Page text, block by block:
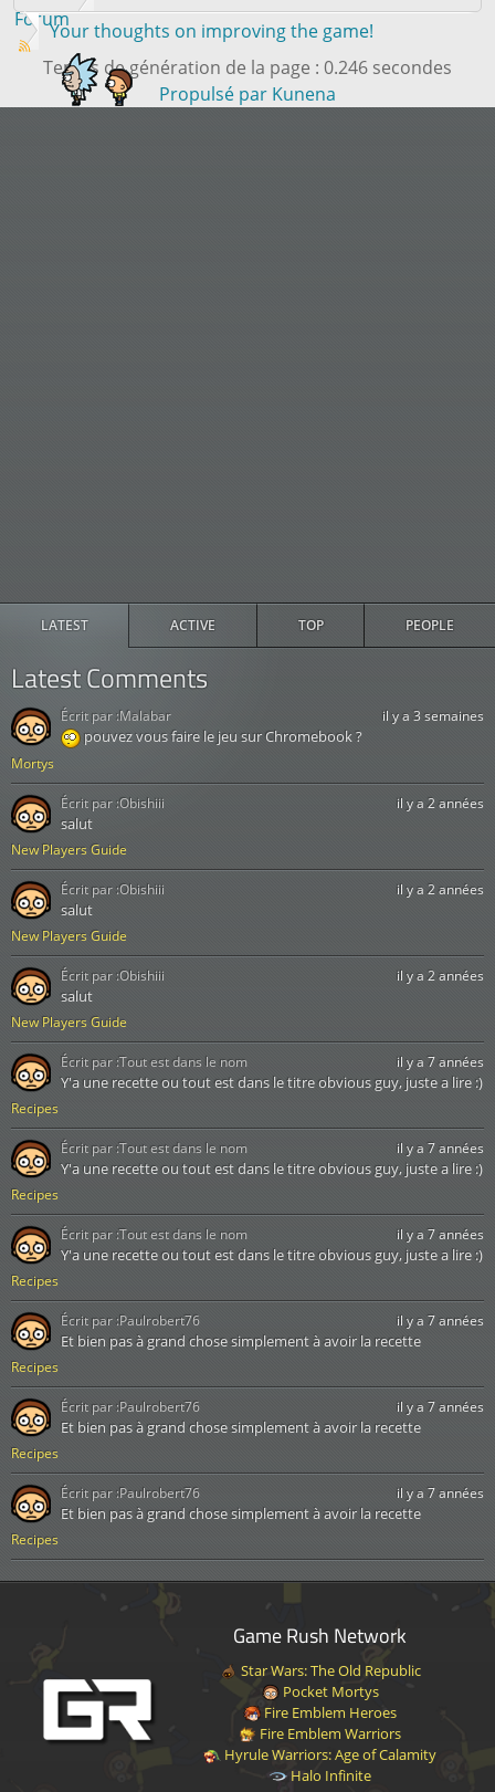
LATEST ACTIVE TOP PEOPLE
Latest Comments
Mortys
il y a 3 semaines
pouvez vous faire le jeu sur Chromebook ?
Écrit par :Malabar
New Players Guide
il y a 2 années
salut
Écrit par :Obishiii
New Players Guide
il y a 2 années
salut
Écrit par :Obishiii
New Players Guide
il y a 2 années
salut
Écrit par :Obishiii
Recipes
il y a 7 années
Y'a une recette ou tout est dans le titre obvious guy, juste a lire :)
Écrit par :Tout est dans le nom
Recipes
il y a 7 années
Y'a une recette ou tout est dans le titre obvious guy, juste a lire :)
Écrit par :Tout est dans le nom
Recipes
il y a 7 années
Y'a une recette ou tout est dans le titre obvious guy, juste a lire :)
Écrit par :Tout est dans le nom
Recipes
il y a 7 années
Et bien pas à grand chose simplement à avoir la recette
Écrit par :Paulrobert76
Recipes
il y a 7 années
Et bien pas à grand chose simplement à avoir la recette
Écrit par :Paulrobert76
Recipes
il y a 7 années
Et bien pas à grand chose simplement à avoir la recette
Écrit par :Paulrobert76
ForumYour thoughts on improving the game!
Temps de génération de la page : 0.246 secondes
Propulsé par Kunena
Game Rush Network
Star Wars: The Old Republic
Pocket Mortys
Fire Emblem Heroes
Fire Emblem Warriors
Hyrule Warriors: Age of Calamity
Halo Infinite